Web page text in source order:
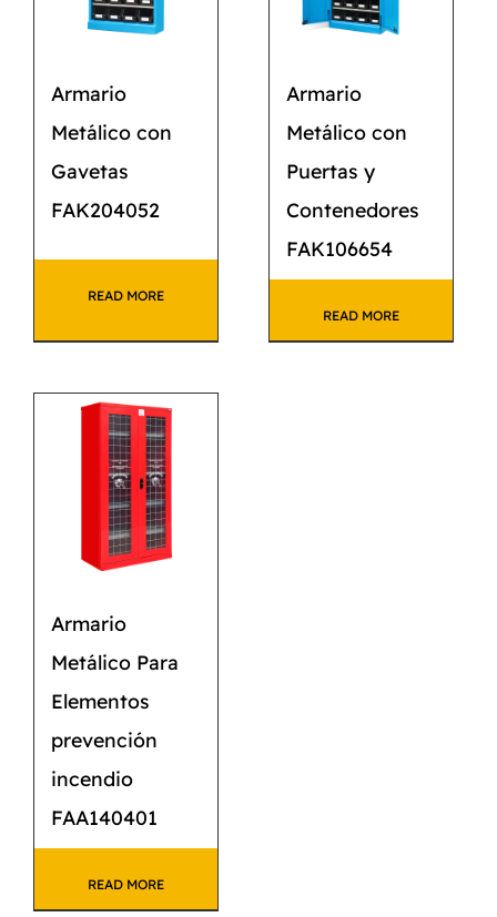
Armario
Metálico con
Gavetas
FAK204052
READ MORE
Armario
Metálico con
Puertas y
Contenedores
FAK106654
READ MORE
Armario
Metálico Para
Elementos
prevención
incendio
FAA140401
READ MORE